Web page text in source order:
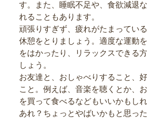
す。また、睡眠不足や、食欲減退
れることもあります。
頑張りすぎず、疲れがたまってい
休憩をとりましょう。適度な運動
をはかったり、リラックスできる
しょう。
お友達と、おしゃべりすること、
こと。例えば、音楽を聴くとか、
を買って食べるなどもいいかもしれ
あれ？ちょっとやばいかもと思っ